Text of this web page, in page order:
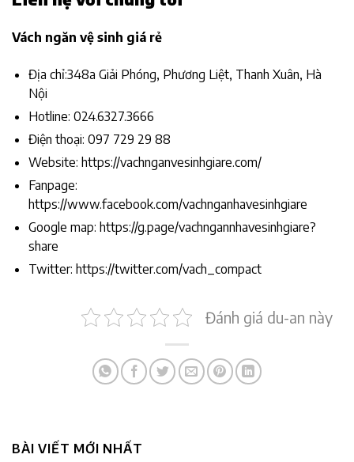
Vách ngăn vệ sinh giá rẻ
Địa chỉ:348a Giải Phóng, Phương Liệt, Thanh Xuân, Hà
Nội
Hotline: 024.6327.3666
Điện thoại: 097 729 29 88
Website: https://vachnganvesinhgiare.com/
Fanpage:
https://www.facebook.com/vachnganhavesinhgiare
Google map: https://g.page/vachngannhavesinhgiare?
share
Twitter: https://twitter.com/vach_compact
Đánh giá du-an này
BÀI VIẾT MỚI NHẤT